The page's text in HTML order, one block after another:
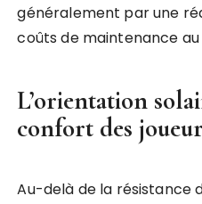
généralement par une
coûts de maintenance au
L’orientation
confort des
Au-delà de la résistance